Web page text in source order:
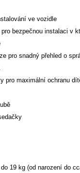
ve vozidle
bezpečnou instalaci v
pro snadný přehled o
pro maximální ochranu
19 kg (od narození do